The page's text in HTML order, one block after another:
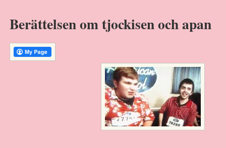
Berättelsen om tjockisen och apan